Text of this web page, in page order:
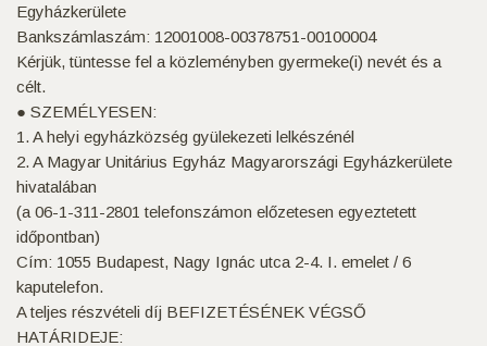
Egyházkerülete
Bankszámlaszám: 12001008-00378751-00100004
Kérjük, tüntesse fel a közleményben gyermeke(i) nevét és a
célt.
● SZEMÉLYESEN:
1. A helyi egyházközség gyülekezeti lelkészénél
2. A Magyar Unitárius Egyház Magyarországi Egyházkerülete
hivatalában
(a 06-1-311-2801 telefonszámon előzetesen egyeztetett
időpontban)
Cím: 1055 Budapest, Nagy Ignác utca 2-4. I. emelet / 6
kaputelefon.
A teljes részvételi díj BEFIZETÉSÉNEK VÉGSŐ
HATÁRIDEJE: